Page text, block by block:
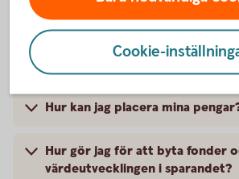
Vanliga frågor och svar
kapitalförsäkringen
Företagskapital
Hur kan jag placera mina
Hur gör jag för att byta fonder
värdeutvecklingen i sparandet?
Cookie-